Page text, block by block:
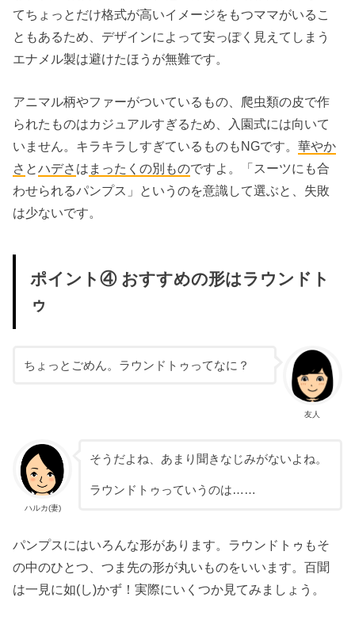
てちょっとだけ格式が高いイメージをもつママがいるこ
ともあるため、デザインによって安っぽく見えてしまう
エナメル製は避けたほうが無難です。
アニマル柄やファーがついているもの、爬虫類の皮で作
られたものはカジュアルすぎるため、入園式には向いて
いません。キラキラしすぎているものもNGです。華やか
さ とハデさ は まったくの別ものですよ。「スーツにも合
わせられるパンプス」というのを意識して選ぶと、失敗
は少ないです。
ポイント④ おすすめの形はラウンドト
ゥ
友人
ちょっとごめん。ラウンドトゥってなに？
ハルカ(妻)
そうだよね、あまり聞きなじみがないよね。
ラウンドトゥっていうのは……
パンプスにはいろんな形があります。ラウンドトゥもそ
の中のひとつ、つま先の形が丸いものをいいます。百聞
は一見に如(し)かず！実際にいくつか見てみましょう。